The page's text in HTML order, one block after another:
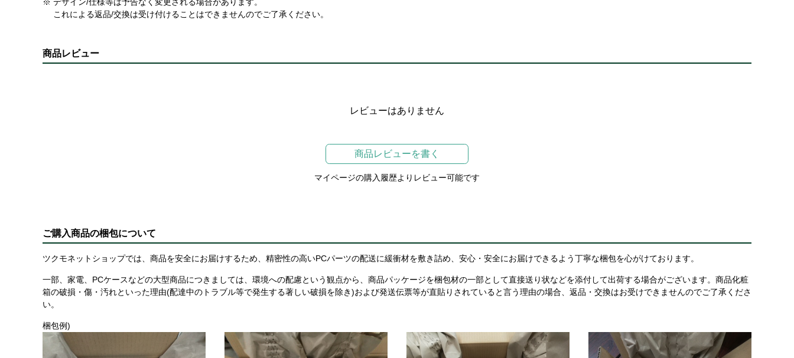
これによる返品/交換は受け付けることはできませんのでご了承ください。
商品レビュー
レビューはありません
商品レビューを書く
マイページの購入履歴よりレビュー可能です
ご購入商品の梱包について
ツクモネットショップでは、商品を安全にお届けするため、精密性の高いPCパーツの配送に緩衝材を敷き詰め、安心・安全にお届けできるよう丁寧な梱包を心がけております。
一部、家電、PCケースなどの大型商品につきましては、環境への配慮という観点から、商品パッケージを梱包材の一部として直接送り状などを添付して出荷する場合がございます。商品化粧
箱の破損・傷・汚れといった理由(配達中のトラブル等で発生する著しい破損を除き)および発送伝票等が直貼りされていると言う理由の場合、返品・交換はお受けできませんのでご了承くださ
い。
梱包例)